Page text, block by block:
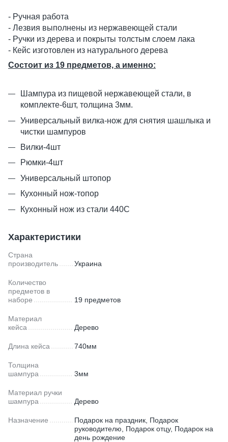
- Ручная работа
- Лезвия выполнены из нержавеющей стали
- Ручки из дерева и покрыты толстым слоем лака
- Кейс изготовлен из натурального дерева
Состоит из 19 предметов, а именно:
Шампура из пищевой нержавеющей стали, в
комплекте-6шт, толщина 3мм.
Универсальный вилка-нож для снятия шашлыка и
чистки шампуров
Вилки-4шт
Рюмки-4шт
Универсальный штопор
Кухонный нож-топор
Кухонный нож из стали 440С
Характеристики
Страна
производитель
Украина
Количество
предметов в
наборе
19 предметов
Материал
кейса
Дерево
Длина кейса 740мм
Толщина
шампура
3мм
Материал ручки
шампура
Дерево
Назначение
Подарок на праздник, Подарок
руководителю, Подарок отцу, Подарок на
день рождение